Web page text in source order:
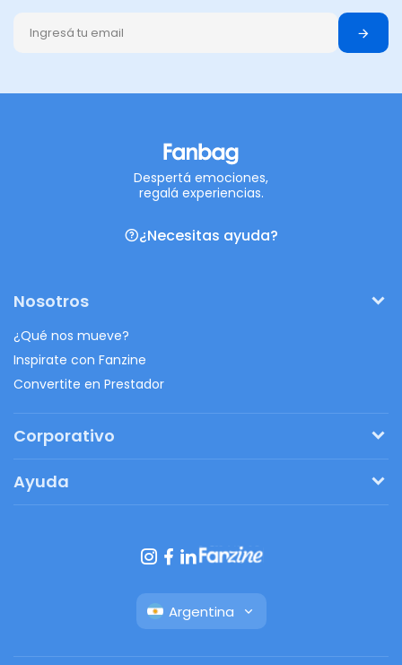
Despertá emociones,
regalá experiencias.
¿Necesitas ayuda?
Nosotros
¿Qué nos mueve?
Inspirate con Fanzine
Convertite en Prestador
Corporativo
Regalos originales
Ayuda
Botón de arrepentimiento
Argentina